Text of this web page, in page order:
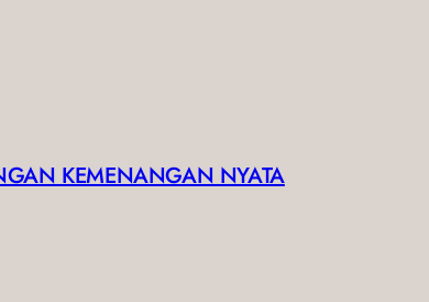
KEMENANGAN NYATA